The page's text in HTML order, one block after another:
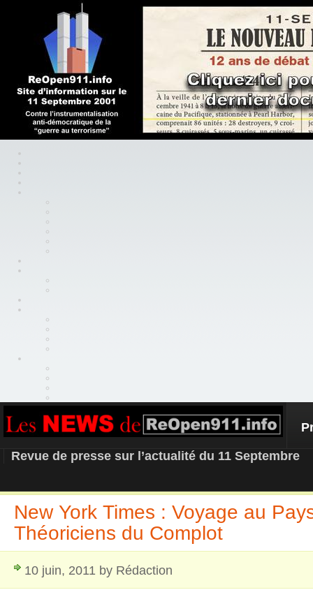
REOPEN911 – NEWS
Revue de presse sur l’actualité du 11 Septembre
New York Times : Voyage au
Théoriciens du Complot
10 juin, 2011 by Rédaction